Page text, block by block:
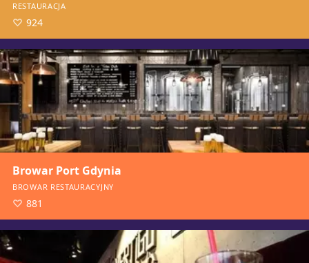
RESTAURACJA
924
Browar Port Gdynia
BROWAR RESTAURACYJNY
881